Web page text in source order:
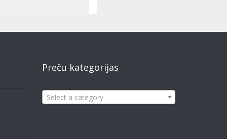
Preču kategorijas
Select a category